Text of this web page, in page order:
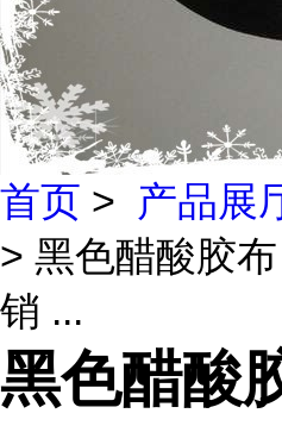
首页 > 产品展
> 黑色醋酸胶
销 ...
黑色醋酸